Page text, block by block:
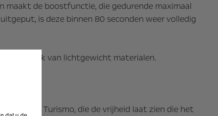
maakt de boostfunctie, die gedurende maximaal
is deze binnen 80 seconden weer volledig
het gebruik van lichtgewicht materialen.
Gran Turismo, die de vrijheid laat zien die het